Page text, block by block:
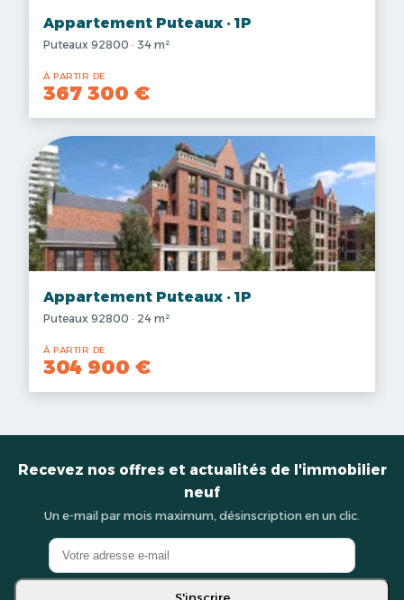
Appartement Puteaux · 1P
Puteaux 92800 · 34 m²
À PARTIR DE
367 300 €
Appartement Puteaux · 1P
Puteaux 92800 · 24 m²
À PARTIR DE
304 900 €
Recevez nos offres et actualités de l'immobilier
neuf
Un e-mail par mois maximum, désinscription en un clic.